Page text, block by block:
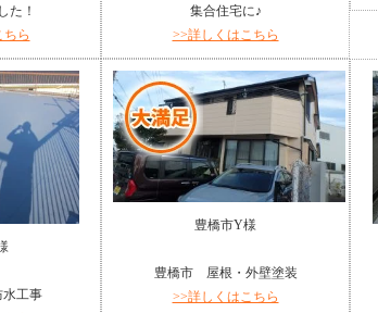
た！
ちら
集合住宅に♪
>>詳しくはこちら
工事
豊橋市Y様
豊橋市 屋根・外壁塗装
>>詳しくはこちら